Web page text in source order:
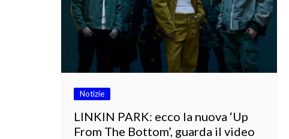
Notizie
LINKIN PARK: ecco la nuova ‘Up
From The Bottom’, guarda il video